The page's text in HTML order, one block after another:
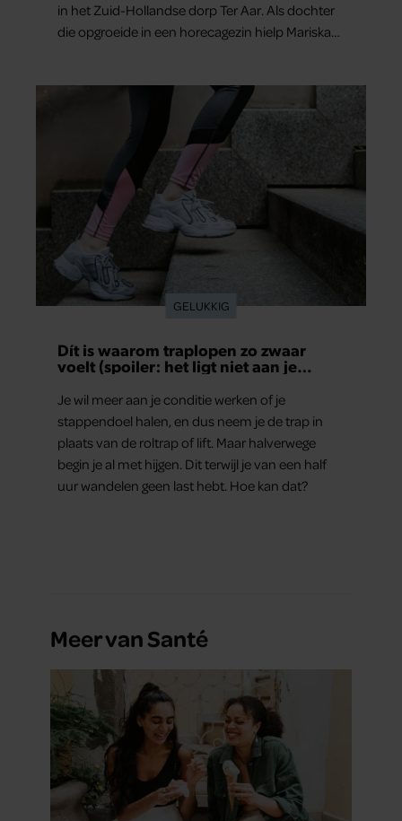
in het Zuid-Hollandse dorp Ter Aar. Als dochter
die opgroeide in een horecagezin hielp Mariska
GELUKKIG
Dít is waarom traplopen zo zwaar
voelt (spoiler: het ligt niet aan je
Je wil meer aan je conditie werken of je
stappendoel halen, en dus neem je de trap in
plaats van de roltrap of lift. Maar halverwege
begin je al met hijgen. Dit terwijl je van een half
uur wandelen geen last hebt. Hoe kan dat?
Meer van Santé